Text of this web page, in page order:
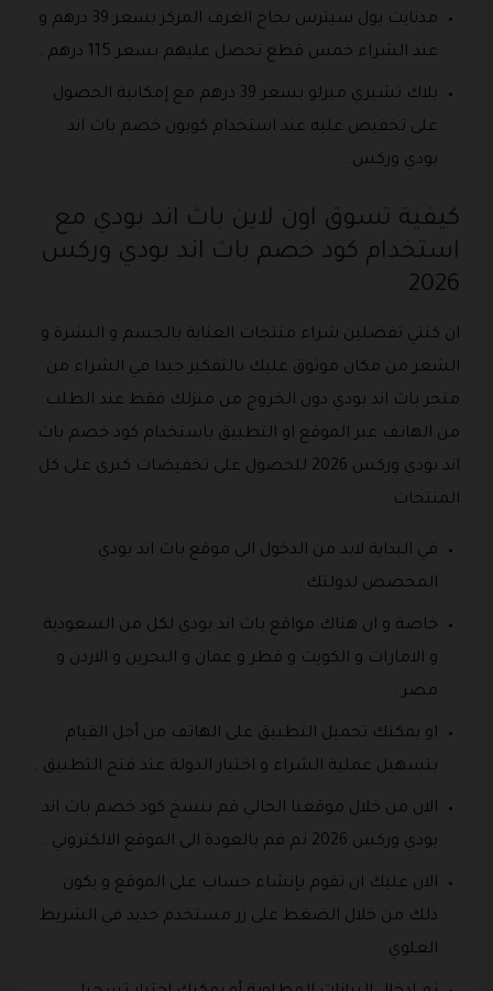
مدنايت بول سيترس بخاخ الغرف المركز بسعر 39 درهم و
عند الشراء خمس قطع تحصل عليهم بسعر 115 درهم .
بلاك تشيري ميرلو بسعر 39 درهم مع إمكانية الحصول
على تخفيض عليه عند استخدام كوبون خصم باث اند
بودي وركس .
كيفية تسوق اون لاين باث اند بودي مع
استخدام كود خصم باث اند بودي وركس
2026
ان كنتي تفضلين شراء منتجات العناية بالجسم و البشرة و
الشعر من مكان موثوق عليك بالتفكير جيدا في الشراء من
متجر باث اند بودي دون الخروج من منزلك فقط عند الطلب
من الهاتف عبر الموقع او التطبيق باستخدام كود خصم باث
اند بودي وركس 2026 للحصول على تخفيضات كبرى على كل
المنتجات .
في البداية لابد من الدخول الى موقع باث اند بودي
المخصص لدولتك .
خاصة و ان هناك مواقع باث اند بودي لكل من السعودية
و الامارات و الكويت و قطر و عمان و البحرين و الاردن و
مصر .
او يمكنك تحميل التطبيق على الهاتف من أجل القيام
بتسهيل عملية الشراء و اختيار الدولة عند فتح التطبيق .
الان من خلال موقعنا الحالي قم بنسخ كود خصم باث اند
بودي وركس 2026 ثم قم بالعودة الى الموقع الالكتروني .
الان عليك ان تقوم بإنشاء حساب على الموقع و يكون
ذلك من خلال الضغط على زر مستخدم جديد في الشريط
العلوي .